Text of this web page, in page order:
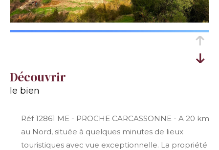
découvrir
le bien
Réf 12861 ME - PROCHE CARCASSONNE - A 20 km
au Nord, située à quelques minutes de lieux
touristiques avec vue exceptionnelle. La propriété